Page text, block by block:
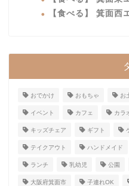
【食べる】 箕面西
おでかけ おもちゃ お
イベント カフェ カラ
キッズチェア ギフト
テイクアウト ハンドメイド
ランチ 乳幼児 公園
大阪府箕面市 子連れOK